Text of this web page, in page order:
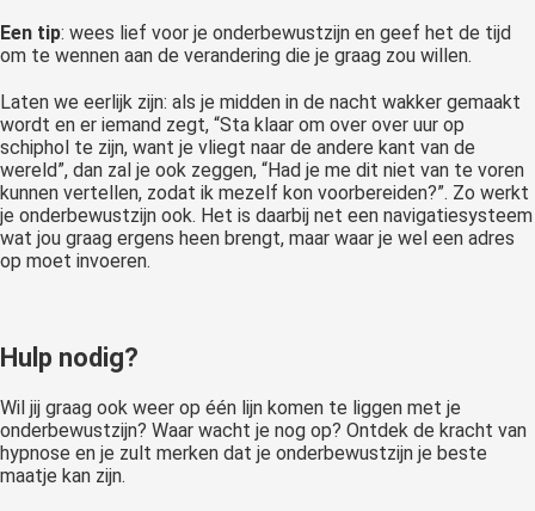
Een tip: wees lief voor je onderbewustzijn en geef het de tijd
om te wennen aan de verandering die je graag zou willen.
Laten we eerlijk zijn: als je midden in de nacht wakker gemaakt
wordt en er iemand zegt, “Sta klaar om over over uur op
schiphol te zijn, want je vliegt naar de andere kant van de
wereld”, dan zal je ook zeggen, “Had je me dit niet van te voren
kunnen vertellen, zodat ik mezelf kon voorbereiden?”. Zo werkt
je onderbewustzijn ook. Het is daarbij net een navigatiesysteem
wat jou graag ergens heen brengt, maar waar je wel een adres
op moet invoeren.
Hulp nodig?
Wil jij graag ook weer op één lijn komen te liggen met je
onderbewustzijn? Waar wacht je nog op? Ontdek de kracht van
hypnose en je zult merken dat je onderbewustzijn je beste
maatje kan zijn.